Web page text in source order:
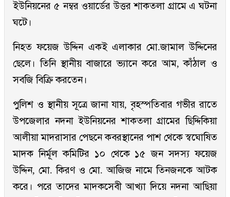
ইউনিয়নের ৫ নম্বর ওয়ার্ডের উত্তর শাকতলা গ্রামে এ ঘটনা
ঘটে।
নিহত ফয়েজ উদ্দিন একই এলাকার মো.জামাল উদ্দিনের
ছেলে। তিনি স্থানীয় বাজারে ভ্যানে করে আম, কাঁঠাল ও
সবজি বিক্রি করতেন।
পুলিশ ও স্থানীয় সূত্রে জানা যায়, বৃহস্পতিবার গভীর রাতে
উপজেলার নদনা ইউনিয়নের শাকতলা গ্রামের ছিদ্দিকিয়া
আলীয়া মাদরাসার পেছনে কবরস্থানের পাশ থেকে স্বঘোষিত
মাদক নির্মূল কমিটির ১০ থেকে ১৫ জন সদস্য ফয়েজ
উদ্দিন, মো. কিরণ ও মো. আজিজ নামে তিনজনকে আটক
করে। পরে তাদের মাদকসেবী আখ্যা দিয়ে নদনা আছিয়া